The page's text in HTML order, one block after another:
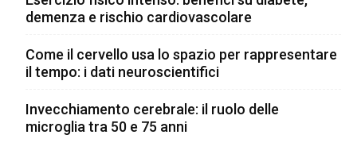
demenza e rischio cardiovascolare
Come il cervello usa lo spazio per rappresentare
il tempo: i dati neuroscientifici
Invecchiamento cerebrale: il ruolo delle
microglia tra 50 e 75 anni